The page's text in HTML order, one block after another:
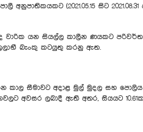
(2021.05.15 සිට 2021.08.31
යන සියල්ල කාලීන ණයකට
බැංකු කටයුතු කරනු ඇත.
කාල සීමාවට අදාළ මුල් මුදල සහ
අවසර ලබාදී ඇති අතර, සියයට